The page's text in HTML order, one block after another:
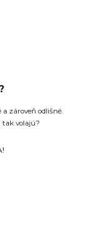
zároveň odlišné.
tak volajú?